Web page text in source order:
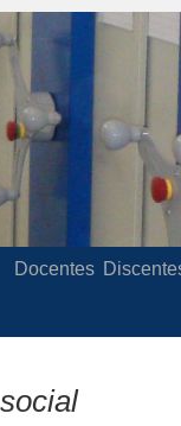
Docentes